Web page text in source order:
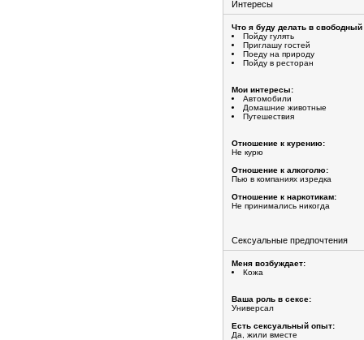
Интересы
Что я буду делать в свободный
Пойду гулять
Приглашу гостей
Поеду на природу
Пойду в ресторан
Мои интересы:
Автомобили
Домашние животные
Путешествия
Отношение к курению:
Не курю
Отношение к алкоголю:
Пью в компаниях изредка
Отношение к наркотикам:
Не принимались никогда
Сексуальные предпочтения
Меня возбуждает:
Кожа
Ваша роль в сексе:
Универсал
Есть сексуальный опыт:
Да, жили вместе